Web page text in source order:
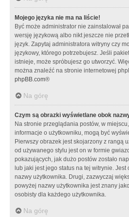
Mojego języka nie ma na liście!
Być może administrator nie zainstalował
wersję językową albo nikt jeszcze nie
język. Zapytaj administratora witryny czy
językowy, którego potrzebujesz. Jeśli
istnieje, może spróbujesz go utworzyć.
można znaleźć na stronie internetowej
phpBB.com®
Na górę
Czym są obrazki wyświetlane obok
Na stronie przeglądania postów, w
informacje o użytkowniku, mogą być
Pierwszy obrazek jest skojarzony z rangą
od używanego stylu jest on w formie
pokazujących, jak dużo postów zostało
lub jaki jest jego status na tej witrynie. Jest
nazwy użytkownika. Drugi, zazwyczaj
powyżej nazwy użytkownika jest znany
osobisty dla każdego użytkownika.
Na górę